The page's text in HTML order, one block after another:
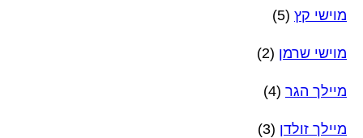
מוישי קץ (5)
מוישי שרמן (2)
מיילך הגר (4)
מיילך זולדן (3)